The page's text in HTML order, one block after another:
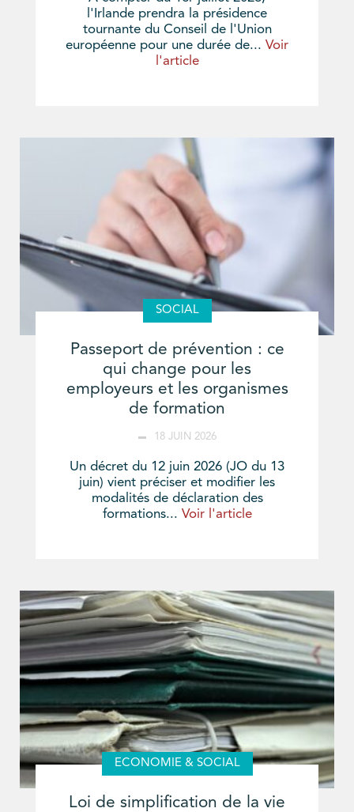
l'Irlande prendra la présidence
tournante du Conseil de l'Union
européenne pour une durée de... Voir
l'article
SOCIAL
Passeport de prévention : ce
qui change pour les
employeurs et les organismes
de formation
18 JUIN 2026
Un décret du 12 juin 2026 (JO du 13
juin) vient préciser et modifier les
modalités de déclaration des
formations... Voir l'article
ECONOMIE & SOCIAL
Loi de simplification de la vie